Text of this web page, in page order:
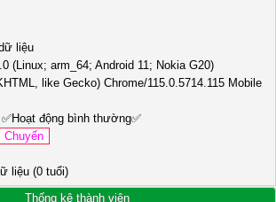
liệu
(Linux; arm_64; Android 11; Nokia G20)
like Gecko) Chrome/115.0.5714.115 Mobile
✅Hoạt động bình thường✅
liệu (0 tuổi)
Thống kê thành viên